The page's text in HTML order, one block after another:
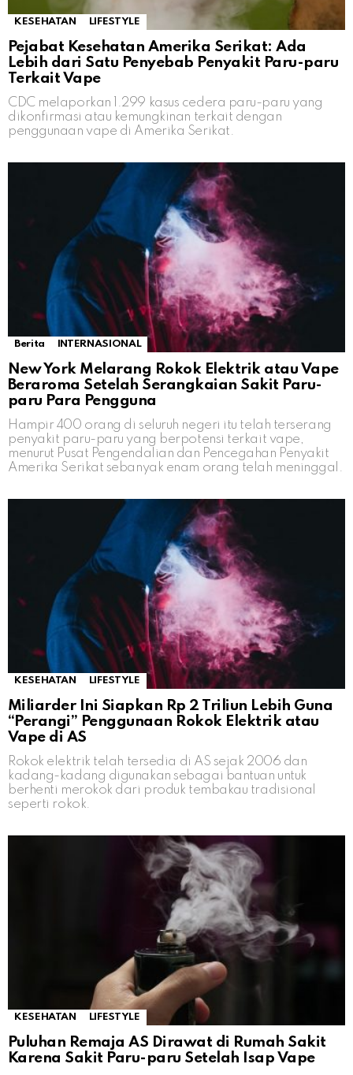
KESEHATAN LIFESTYLE
Pejabat Kesehatan Amerika Serikat: Ada
Lebih dari Satu Penyebab Penyakit Paru-paru
Terkait Vape
CDC melaporkan 1.299 kasus cedera paru-paru yang
dikonfirmasi atau kemungkinan terkait dengan
penggunaan vape di Amerika Serikat.
Berita INTERNASIONAL
New York Melarang Rokok Elektrik atau Vape
Beraroma Setelah Serangkaian Sakit Paru-
paru Para Pengguna
Hampir 400 orang di seluruh negeri itu telah terserang
penyakit paru-paru yang berpotensi terkait vape,
menurut Pusat Pengendalian dan Pencegahan Penyakit
Amerika Serikat sebanyak enam orang telah meninggal.
KESEHATAN LIFESTYLE
Miliarder Ini Siapkan Rp 2 Triliun Lebih Guna
“Perangi” Penggunaan Rokok Elektrik atau
Vape di AS
Rokok elektrik telah tersedia di AS sejak 2006 dan
kadang-kadang digunakan sebagai bantuan untuk
berhenti merokok dari produk tembakau tradisional
seperti rokok.
KESEHATAN LIFESTYLE
Puluhan Remaja AS Dirawat di Rumah Sakit
Karena Sakit Paru-paru Setelah Isap Vape